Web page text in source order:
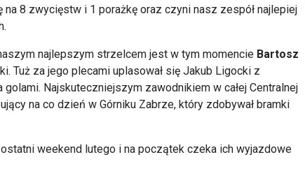
na 8 zwycięstw i 1 porażkę oraz czyni nasz zespół najlepiej
najlepszym strzelcem jest w tym momencie Bartosz
Tuż za jego plecami uplasował się Jakub Ligocki z
Najskuteczniejszym zawodnikiem w całej Centralnej
na co dzień w Górniku Zabrze, który zdobywał bramki
weekend lutego i na początek czeka ich wyjazdowe